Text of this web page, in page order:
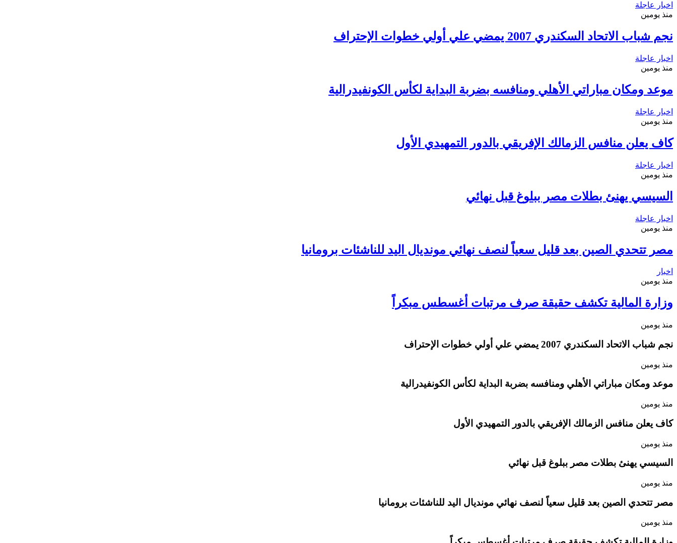
اخبار عاجلة
منذ يومين
نجم شباب الاتحاد السكندري 2007 يمضي علي أولي خطوات الإحتراف
اخبار عاجلة
منذ يومين
موعد ومكان مباراتي الأهلي ومنافسه بضربة البداية لكأس الكونفيدرالية
اخبار عاجلة
منذ يومين
كاف يعلن منافس الزمالك الإفريقي بالدور التمهيدي الأول
اخبار عاجلة
منذ يومين
السيسي يهنئ بطلات مصر ببلوغ قبل نهائي
اخبار عاجلة
منذ يومين
مصر تتحدي الصين بعد قليل سعياً لنصف نهائي مونديال اليد للناشئات برومانيا
اخبار
منذ يومين
وزارة المالية تكشف حقيقة صرف مرتبات أغسطس مبكراً
منذ يومين
نجم شباب الاتحاد السكندري 2007 يمضي علي أولي خطوات الإحتراف
منذ يومين
موعد ومكان مباراتي الأهلي ومنافسه بضربة البداية لكأس الكونفيدرالية
منذ يومين
كاف يعلن منافس الزمالك الإفريقي بالدور التمهيدي الأول
منذ يومين
السيسي يهنئ بطلات مصر ببلوغ قبل نهائي
منذ يومين
مصر تتحدي الصين بعد قليل سعياً لنصف نهائي مونديال اليد للناشئات برومانيا
منذ يومين